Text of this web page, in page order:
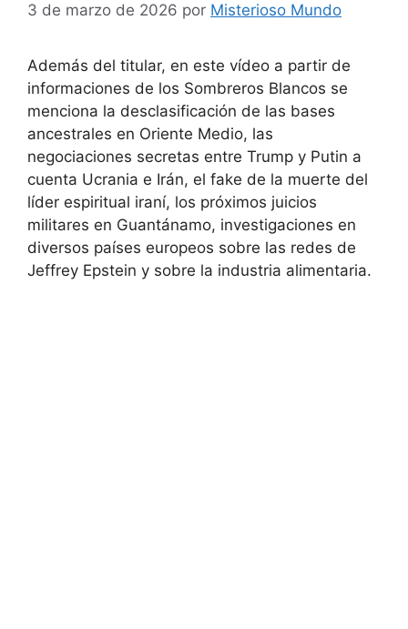
3 de marzo de 2026 por Misterioso Mundo
Además del titular, en este vídeo a partir de
informaciones de los Sombreros Blancos se
menciona la desclasificación de las bases
ancestrales en Oriente Medio, las
negociaciones secretas entre Trump y Putin a
cuenta Ucrania e Irán, el fake de la muerte del
líder espiritual iraní, los próximos juicios
militares en Guantánamo, investigaciones en
diversos países europeos sobre las redes de
Jeffrey Epstein y sobre la industria alimentaria.